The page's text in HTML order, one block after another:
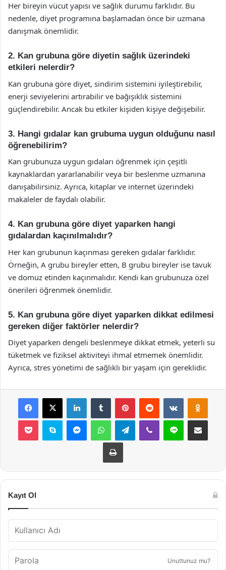
Her bireyin vücut yapısı ve sağlık durumu farklıdır. Bu
nedenle, diyet programına başlamadan önce bir uzmana
danışmak önemlidir.
2. Kan grubuna göre diyetin sağlık üzerindeki
etkileri nelerdir?
Kan grubuna göre diyet, sindirim sistemini iyileştirebilir,
enerji seviyelerini artırabilir ve bağışıklık sistemini
güçlendirebilir. Ancak bu etkiler kişiden kişiye değişebilir.
3. Hangi gıdalar kan grubuma uygun olduğunu nasıl
öğrenebilirim?
Kan grubunuza uygun gıdaları öğrenmek için çeşitli
kaynaklardan yararlanabilir veya bir beslenme uzmanına
danışabilirsiniz. Ayrıca, kitaplar ve internet üzerindeki
makaleler de faydalı olabilir.
4. Kan grubuna göre diyet yaparken hangi
gıdalardan kaçınılmalıdır?
Her kan grubunun kaçınması gereken gıdalar farklıdır.
Örneğin, A grubu bireyler etten, B grubu bireyler ise tavuk
ve domuz etinden kaçınmalıdır. Kendi kan grubunuza özel
önerileri öğrenmek önemlidir.
5. Kan grubuna göre diyet yaparken dikkat edilmesi
gereken diğer faktörler nelerdir?
Diyet yaparken dengeli beslenmeye dikkat etmek, yeterli su
tüketmek ve fiziksel aktiviteyi ihmal etmemek önemlidir.
Ayrıca, stres yönetimi de sağlıklı bir yaşam için gereklidir.
Facebook
X LinkedInTumblr PinterestReddit VKontakte
Pocket Skype MessengerWhatsAppTelegramViber Line E-Posta ile
Yazdır
Kayıt Ol
Unuttunuz mu?